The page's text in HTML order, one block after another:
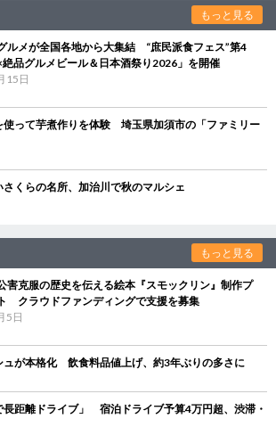
もっと見る
ルメが全国各地から大集結 “庶民派食フェス”第4
絶品グルメビール＆日本酒祭り2026」を開催
15日
使って芋煮作りを体験 埼玉県加須市の「ファミリー
くらの名所、加治川で秋のマルシェ
もっと見る
害克服の歴史を伝える絵本『スモックリン』制作プ
クラウドファンディングで支援を募集
5日
ュが本格化 飲食料品値上げ、約3年ぶりの多さに
長距離ドライブ」 宿泊ドライブ予算4万円超、渋滞・